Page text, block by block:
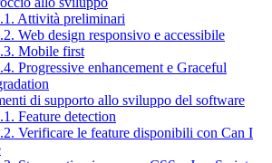
Attività preliminari
Web design responsivo e accessibile
Mobile first
Progressive enhancement e Graceful
di supporto allo sviluppo del software
Feature detection
Verificare le feature disponibili con Can I